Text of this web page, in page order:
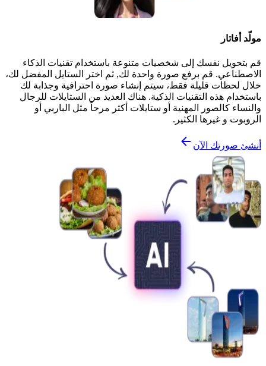
مولّد أفاتار
قم بتحويل نفسك إلى شخصيات متنوعة باستخدام تقنيات الذكاء
الاصطناعي. قم برفع صورة واحدة لك, ثم اختر الستايل المفضل لك،
خلال لحظات قليلة فقط، سيتم إنشاء صورة احترافية وجذابة لك
باستخدام هذه التقنيات الذكية. هناك العديد من الستايلات للرجال
والنساء كالصور المهنية أو ستايلات أكثر مرحاً مثل الباربي أو
الروبوت و غيرها الكثير.
أنشئ صورتك الآن